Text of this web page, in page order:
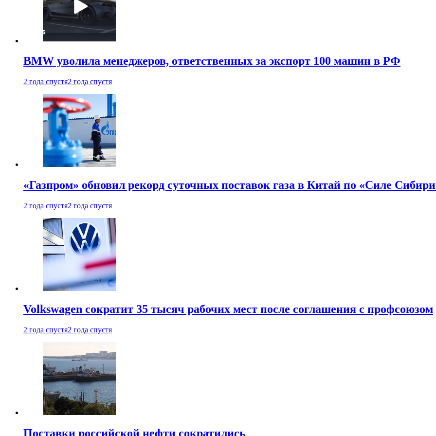
BMW уволила менеджеров, ответственных за экспорт 100 машин в РФ
2 года спустя2 года спустя
«Газпром» обновил рекорд суточных поставок газа в Китай по «Силе
2 года спустя2 года спустя
Volkswagen сократит 35 тысяч рабочих мест после соглашения с профсоюзом
2 года спустя2 года спустя
Поставки российской нефти сократились